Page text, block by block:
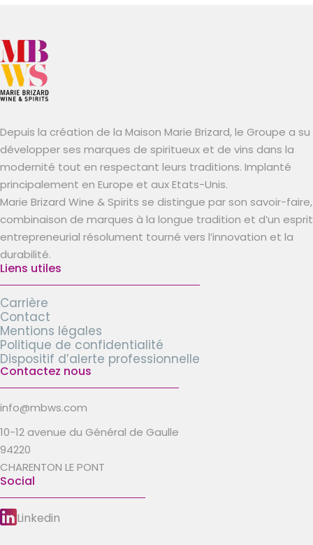
Depuis la création de la Maison Marie Brizard, le Groupe a su
développer ses marques de spiritueux et de vins dans la
modernité tout en respectant leurs traditions. Implanté
principalement en Europe et aux Etats-Unis.
Marie Brizard Wine & Spirits se distingue par son savoir-faire,
combinaison de marques à la longue tradition et d’un esprit
entrepreneurial résolument tourné vers l’innovation et la
durabilité.
Liens utiles
Carrière
Contact
Mentions légales
Politique de confidentialité
Dispositif d’alerte professionnelle
Contactez nous
info@mbws.com
10-12 avenue du Général de Gaulle
94220
CHARENTON LE PONT
Social
Linkedin